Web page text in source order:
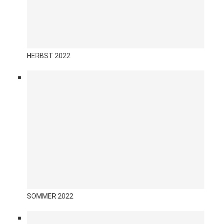
HERBST 2022
SOMMER 2022